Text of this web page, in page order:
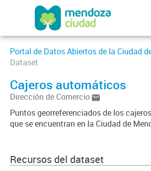
Portal de Datos Abiertos de la Ciudad
Dataset
Cajeros automáticos
Dirección de Comercio
Puntos georreferenciados de los
que se encuentran en la Ciudad de
Recursos del dataset